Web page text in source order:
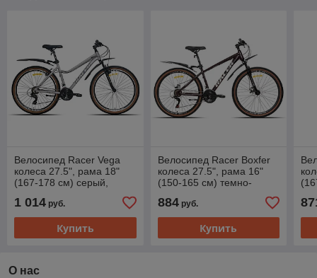
Велосипед Racer Vega
колеса 27.5", рама 18"
(167-178 см) серый,
амортизация
1 014 руб.
Купить
Велосипед Racer Boxfer
колеса 27.5", рама 16"
(150-165 см) темно-
тормоза, амортизация
884руб.
Купить
О нас